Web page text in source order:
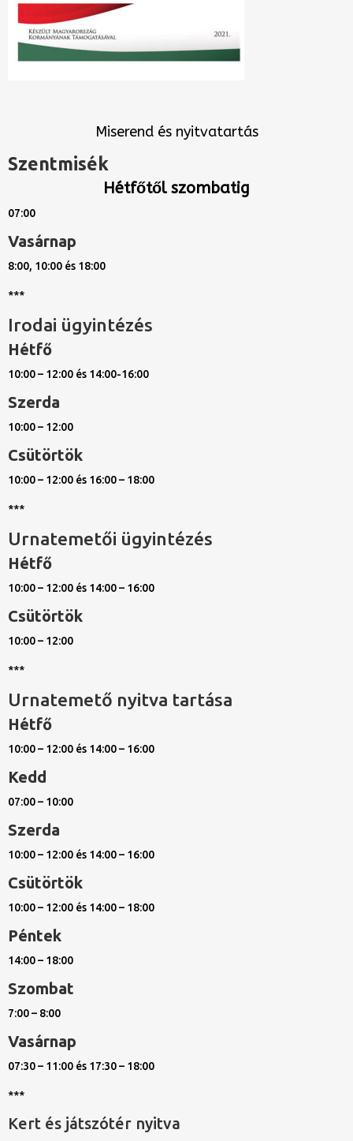
Miserend és nyitvatartás
Szentmisék
Hétfőtől szombatig
07:00
Vasárnap
8:00, 10:00 és 18:00
***
Irodai ügyintézés
Hétfő
10:00 – 12:00 és 14:00-16:00
Szerda
10:00 – 12:00
Csütörtök
10:00 – 12:00 és 16:00 – 18:00
***
Urnatemetői ügyintézés
Hétfő
10:00 – 12:00 és 14:00 – 16:00
Csütörtök
10:00 – 12:00
***
Urnatemető nyitva tartása
Hétfő
10:00 – 12:00 és 14:00 – 16:00
Kedd
07:00 – 10:00
Szerda
10:00 – 12:00 és 14:00 – 16:00
Csütörtök
10:00 – 12:00 és 14:00 – 18:00
Péntek
14:00 – 18:00
Szombat
7:00 – 8:00
Vasárnap
07:30 – 11:00 és 17:30 – 18:00
***
Kert és játszótér nyitva